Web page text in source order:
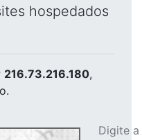
hospedados
216.73.216.180,
Digite